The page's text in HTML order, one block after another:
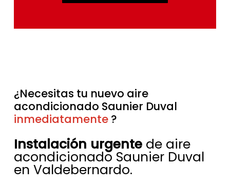
¿Necesitas tu nuevo aire
acondicionado Saunier Duval
inmediatamente
sin esperas?
Instalación urgentede aire
acondicionado Saunier Duval
en Valdebernardo.